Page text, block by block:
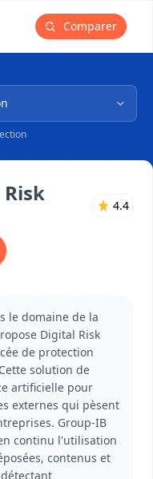
Comparer
4.4
le domaine de la
Digital Risk
de protection
solution de
artificielle pour
externes qui pèsent
Group-IB
continu l'utilisation
contenus et